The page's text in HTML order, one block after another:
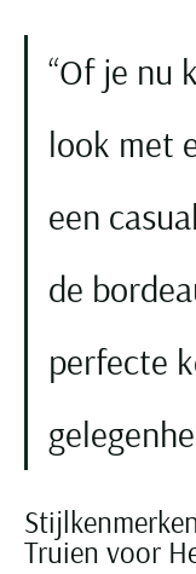
Of je nu
look met
een
de
perfecte
Truien voor